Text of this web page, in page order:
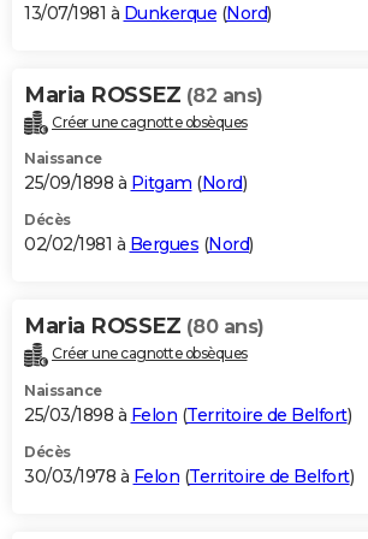
13/07/1981 à Dunkerque (Nord)
Maria ROSSEZ (82 ans)
Créer une cagnotte obsèques
Naissance
25/09/1898 à Pitgam (Nord)
Décès
02/02/1981 à Bergues (Nord)
Maria ROSSEZ (80 ans)
Créer une cagnotte obsèques
Naissance
25/03/1898 à Felon (Territoire de Belfort)
Décès
30/03/1978 à Felon (Territoire de Belfort)